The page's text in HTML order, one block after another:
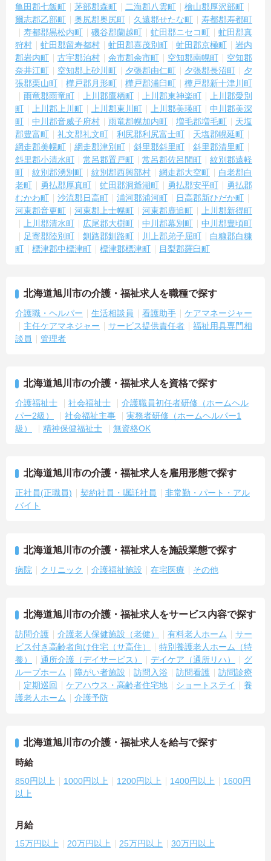
亀田郡七飯町 茅部郡森町 二海郡八雲町
檜山郡厚沢部町
爾志郡乙部町
奥尻郡奥尻町 久遠郡せたな町
寿都郡寿都町
寿都郡黒松内町
磯谷郡蘭越町 虻田郡ニセコ町
虻田郡真
狩村
虻田郡留寿都村 虻田郡喜茂別町 虻田郡京極町
岩内
郡岩内町
古宇郡泊村 余市郡余市町 空知郡南幌町
空知郡
奈井江町
空知郡上砂川町 夕張郡由仁町 夕張郡長沼町
夕
張郡栗山町
樺戸郡月形町 樺戸郡浦臼町
樺戸郡新十津川町
雨竜郡雨竜町
上川郡鷹栖町 上川郡東神楽町
上川郡愛別
町
上川郡上川町 上川郡東川町 上川郡美瑛町
中川郡美深
町
中川郡音威子府村 雨竜郡幌加内町 増毛郡増毛町
天塩
郡豊富町
礼文郡礼文町 利尻郡利尻富士町
天塩郡幌延町
網走郡美幌町
網走郡津別町 斜里郡斜里町
斜里郡清里町
斜里郡小清水町
常呂郡置戸町 常呂郡佐呂間町
紋別郡遠軽
町
紋別郡湧別町 紋別郡西興部村 網走郡大空町
白老郡白
老町
勇払郡厚真町 虻田郡洞爺湖町 勇払郡安平町
勇払郡
むかわ町
沙流郡日高町 浦河郡浦河町
日高郡新ひだか町
河東郡音更町
河東郡上士幌町 河東郡鹿追町
上川郡新得町
上川郡清水町
広尾郡大樹町 中川郡幕別町
中川郡豊頃町
足寄郡陸別町
釧路郡釧路町 川上郡弟子屈町
白糠郡白糠
町
標津郡中標津町 標津郡標津町 目梨郡羅臼町
北海道旭川市の介護・福祉求人を職種で探す
介護職・ヘルパー 生活相談員 看護助手
ケアマネージャー
主任ケアマネジャー
サービス提供責任者
福祉用具専門相
談員
管理者
北海道旭川市の介護・福祉求人を資格で探す
介護福祉士 社会福祉士
介護職員初任者研修（ホームヘル
パー2級）
社会福祉主事
実務者研修（ホームヘルパー1
級）
精神保健福祉士 無資格OK
北海道旭川市の介護・福祉求人を雇用形態で探す
正社員(正職員) 契約社員・嘱託社員
非常勤・パート・アル
バイト
北海道旭川市の介護・福祉求人を施設業態で探す
病院 クリニック 介護福祉施設 在宅医療 その他
北海道旭川市の介護・福祉求人をサービス内容で探す
訪問介護 介護老人保健施設（老健） 有料老人ホーム
サー
ビス付き高齢者向け住宅（サ高住）
特別養護老人ホーム（特
養）
通所介護（デイサービス） デイケア（通所リハ）
グ
ループホーム
障がい者施設 訪問入浴 訪問看護
訪問診療
定期巡回
ケアハウス・高齢者住宅地 ショートステイ
養
護老人ホーム
介護予防
北海道旭川市の介護・福祉求人を給与で探す
時給
850円以上 1000円以上 1200円以上 1400円以上
1600円
以上
月給
15万円以上 20万円以上 25万円以上 30万円以上